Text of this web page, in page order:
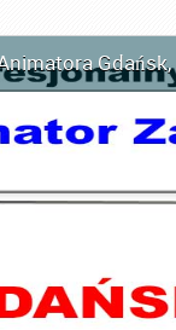
Gdańsk,